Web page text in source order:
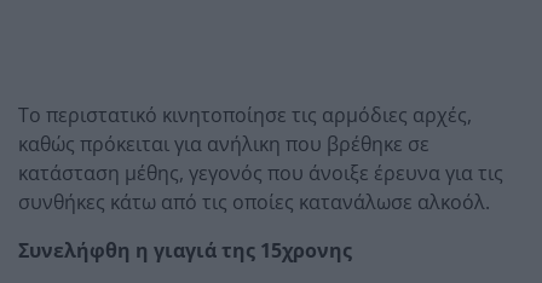
Το περιστατικό κινητοποίησε τις αρμόδιες αρχές,
καθώς πρόκειται για ανήλικη που βρέθηκε σε
κατάσταση μέθης, γεγονός που άνοιξε έρευνα για τις
συνθήκες κάτω από τις οποίες κατανάλωσε αλκοόλ.
Συνελήφθη η γιαγιά της 15χρονης